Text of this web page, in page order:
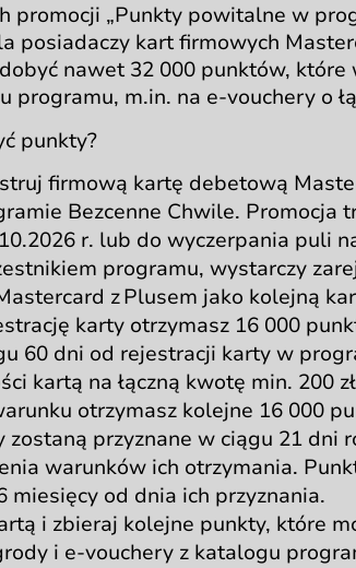
promocji „Punkty powitalne w
posiadaczy kart firmowych
nawet 32 000 punktów, które
programu, m.in. na e-vouchery o
punkty?
firmową kartę debetową
Bezcenne Chwile. Promocja
r. lub do wyczerpania puli
programu, wystarczy
z Plusem jako kolejną
karty otrzymasz 16 000
60 dni od rejestracji kartyw
kartą na łączną kwotę min. 200
otrzymasz kolejne 16 000
zostaną przyznanew ciągu 21 dni
warunków ich otrzymania.
miesięcy od dnia ich przyznania.
i zbieraj kolejne punkty, które
i e-vouchery z katalogu